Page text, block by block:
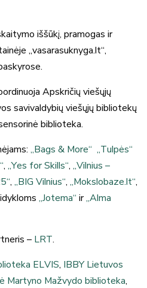
iššūkį, pramogas ir
„vasarasuknyga.lt“,
Apskričių viešųjų
savivaldybių viešųjų bibliotekų
biblioteka.
„Bags & More“ „Tulpės“
, „Yes for Skills“, „Vilnius –
, „BIG Vilnius“, „Mokslobaze.lt“,
„Jotema“ ir„Alma
– LRT.
ELVIS, ​​​​​​​​ IBBY Lietuvos
Martyno Mažvydo biblioteka,